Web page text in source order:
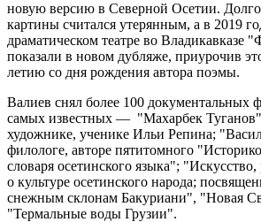
новую версию в Северной Осетии.
картины считался утерянным, а в 2019
драматическом театре во Владикавказе
показали в новом дубляже, приурочив
летию со дня рождения автора поэмы.
Валиев снял более 100 документальных
самых известных — "Махарбек Туганов"
художнике, ученике Ильи Репина;
филологе, авторе пятитомного
словаря осетинского языка";
о культуре осетинского народа;
снежным склонам Бакуриани", "Новая
"Термальные воды Грузии".